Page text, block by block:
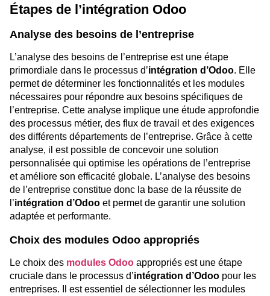
Étapes de l’intégration Odoo
Analyse des besoins de l’entreprise
L’analyse des besoins de l’entreprise est une étape
primordiale dans le processus d’intégration d’Odoo. Elle
permet de déterminer les fonctionnalités et les modules
nécessaires pour répondre aux besoins spécifiques de
l’entreprise. Cette analyse implique une étude approfondie
des processus métier, des flux de travail et des exigences
des différents départements de l’entreprise. Grâce à cette
analyse, il est possible de concevoir une solution
personnalisée qui optimise les opérations de l’entreprise
et améliore son efficacité globale. L’analyse des besoins
de l’entreprise constitue donc la base de la réussite de
l’intégration d’Odoo et permet de garantir une solution
adaptée et performante.
Choix des modules Odoo appropriés
Le choix des modules Odoo appropriés est une étape
cruciale dans le processus d’intégration d’Odoo pour les
entreprises. Il est essentiel de sélectionner les modules